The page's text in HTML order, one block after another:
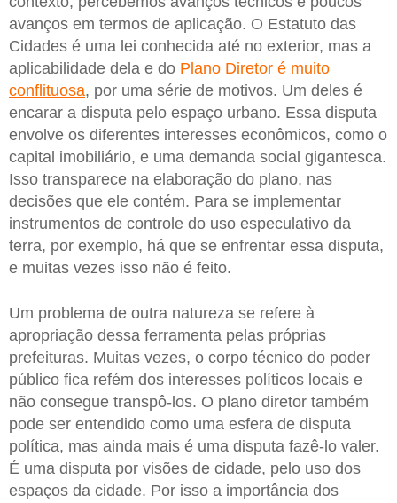
avanços em termos de aplicação. O Estatuto das
Cidades é uma lei conhecida até no exterior, mas a
aplicabilidade dela e do Plano Diretor é muito
conflituosa, por uma série de motivos. Um deles é
encarar a disputa pelo espaço urbano. Essa disputa
envolve os diferentes interesses econômicos, como o
capital imobiliário, e uma demanda social gigantesca.
Isso transparece na elaboração do plano, nas
decisões que ele contém. Para se implementar
instrumentos de controle do uso especulativo da
terra, por exemplo, há que se enfrentar essa disputa,
e muitas vezes isso não é feito.
Um problema de outra natureza se refere à
apropriação dessa ferramenta pelas próprias
prefeituras. Muitas vezes, o corpo técnico do poder
público fica refém dos interesses políticos locais e
não consegue transpô-los. O plano diretor também
pode ser entendido como uma esfera de disputa
política, mas ainda mais é uma disputa fazê-lo valer.
É uma disputa por visões de cidade, pelo uso dos
espaços da cidade. Por isso a importância dos